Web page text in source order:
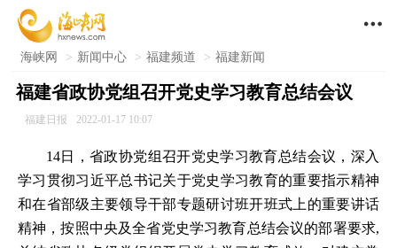

海峡网 > 新闻中心 > 福建频道 > 福建新闻
福建省政协党组召开党史学习教育总结会议
福建日报 2022-01-17 10:07
14日，省政协党组召开党史学习教育总结会议，深入
学习贯彻习近平总书记关于党史学习教育的重要指示精神
和在省部级主要领导干部专题研讨班开班式上的重要讲话
精神，按照中央及全省党史学习教育总结会议的部署要求,